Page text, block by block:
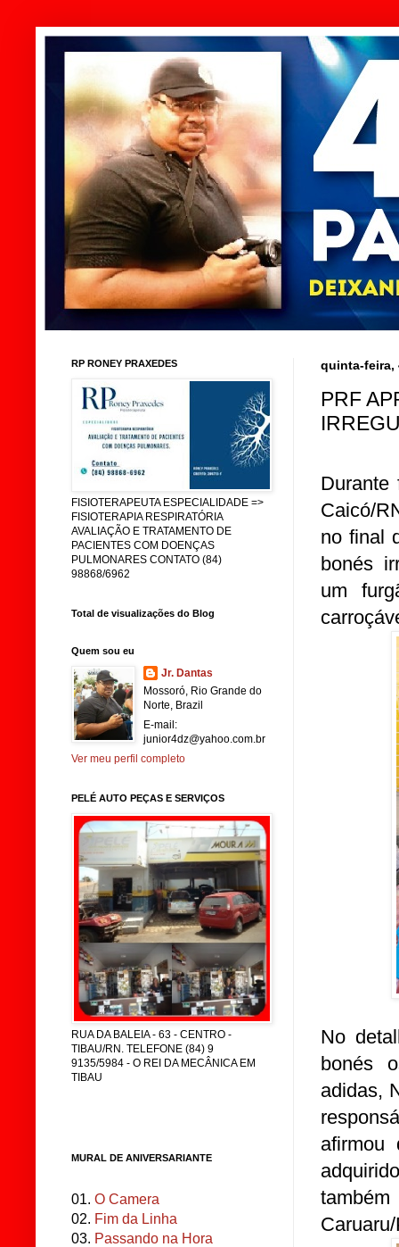
quinta-feira,
PRF
Durante
Caicó/
no final
bonés
um
No
bonés
adidas,
afirmou
RP RONEY PRAXEDES
FISIOTERAPEUTA ESPECIALIDADE =>
FISIOTERAPIA RESPIRATÓRIA
AVALIAÇÃO E TRATAMENTO DE
PACIENTES COM DOENÇAS
PULMONARES CONTATO (84)
98868/6962
Total de visualizações do Blog
Quem sou eu
Jr. Dantas
Mossoró, Rio Grande do
Norte, Brazil
E-mail:
junior4dz@yahoo.com.br
Ver meu perfil completo
PELÉ AUTO PEÇAS E SERVIÇOS
RUA DA BALEIA - 63 - CENTRO -
TIBAU/RN. TELEFONE (84) 9
9135/5984 - O REI DA MECÂNICA EM
TIBAU
MURAL DE ANIVERSARIANTE
01. O Camera
02. Fim da Linha
03. Passando na Hora